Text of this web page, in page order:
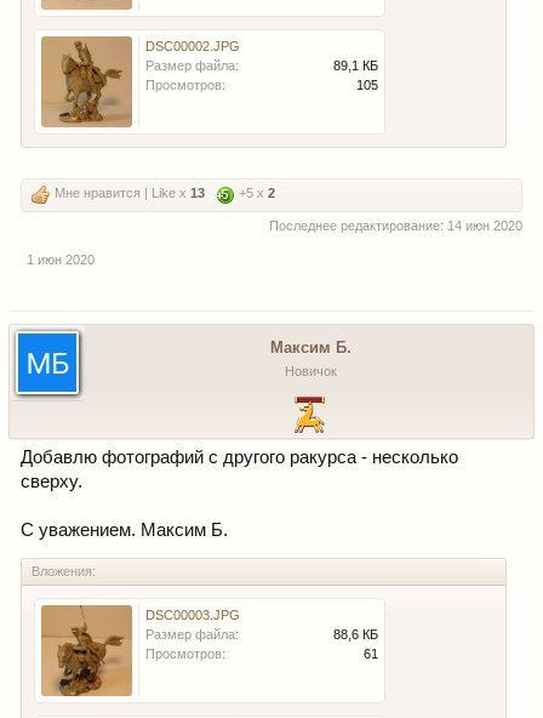
DSC00002.JPG
Размер файла:
89,1 КБ
Просмотров:
105
Мне нравится | Like x 13 +5 x 2
Последнее редактирование: 14 июн 2020
1 июн 2020
Максим Б.
Новичок
Добавлю фотографий с другого ракурса - несколько
сверху.
С уважением. Максим Б.
Вложения:
DSC00003.JPG
Размер файла:
88,6 КБ
Просмотров:
61